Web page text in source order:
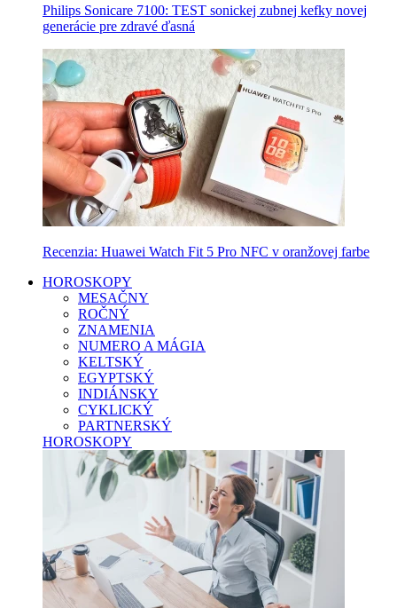
Philips Sonicare 7100: TEST sonickej zubnej kefky novej
generácie pre zdravé ďasná
Recenzia: Huawei Watch Fit 5 Pro NFC v oranžovej farbe
HOROSKOPY
MESAČNY
ROČNÝ
ZNAMENIA
NUMERO A MÁGIA
KELTSKÝ
EGYPTSKÝ
INDIÁNSKY
CYKLICKÝ
PARTNERSKÝ
HOROSKOPY